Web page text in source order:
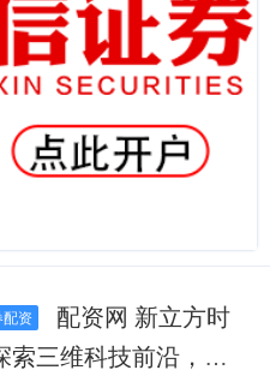
配资
索三维科技前沿，重